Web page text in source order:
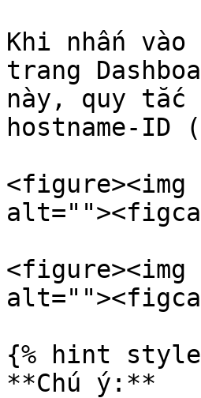
Khi nhấn vào
trang
này, quy tắc
hostname-
<figure><img
<figure><img
{% hint
**Chú ý:**